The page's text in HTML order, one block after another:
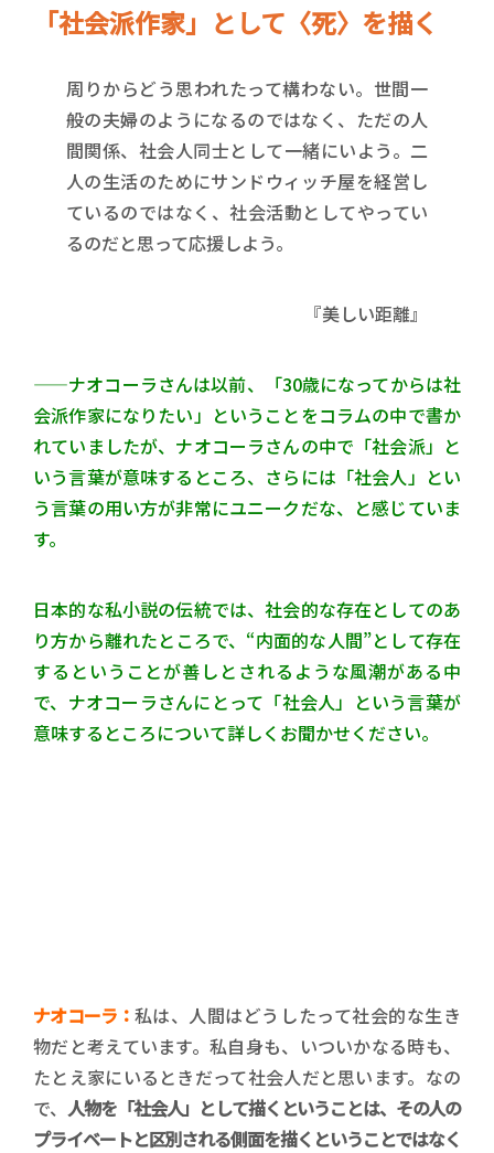
「社会派作家」として〈死〉を描く
周りからどう思われたって構わない。世間一
般の夫婦のようになるのではなく、ただの人
間関係、社会人同士として一緒にいよう。二
人の生活のためにサンドウィッチ屋を経営し
ているのではなく、社会活動としてやってい
るのだと思って応援しよう。
『美しい距離』
——ナオコーラさんは以前、「30歳になってからは社
会派作家になりたい」ということをコラムの中で書か
れていましたが、ナオコーラさんの中で「社会派」と
いう言葉が意味するところ、さらには「社会人」とい
う言葉の用い方が非常にユニークだな、と感じていま
す。
日本的な私小説の伝統では、社会的な存在としてのあ
り方から離れたところで、“内面的な人間”として存在
するということが善しとされるような風潮がある中
で、ナオコーラさんにとって「社会人」という言葉が
意味するところについて詳しくお聞かせください。
ナオコーラ： 私は、人間はどうしたって社会的な生き
物だと考えています。私自身も、いついかなる時も、
たとえ家にいるときだって社会人だと思います。なの
で、人物を「社会人」として描くということは、その人の
プライベートと区別される側面を描くということではなく